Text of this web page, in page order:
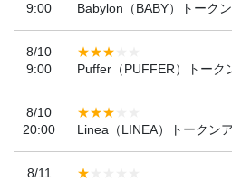
9:00
Babylon（BABY）トーク
8/10
9:00
Puffer（PUFFER）トーク
8/10
20:00
Linea（LINEA）トークン
8/11